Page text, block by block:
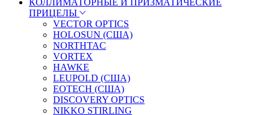
ПРИЦЕЛЫ
VECTOR OPTICS
HOLOSUN (США)
NORTHTAC
VORTEX
HAWKE
LEUPOLD (США)
EOTECH (США)
DISCOVERY OPTICS
NIKKO STIRLING